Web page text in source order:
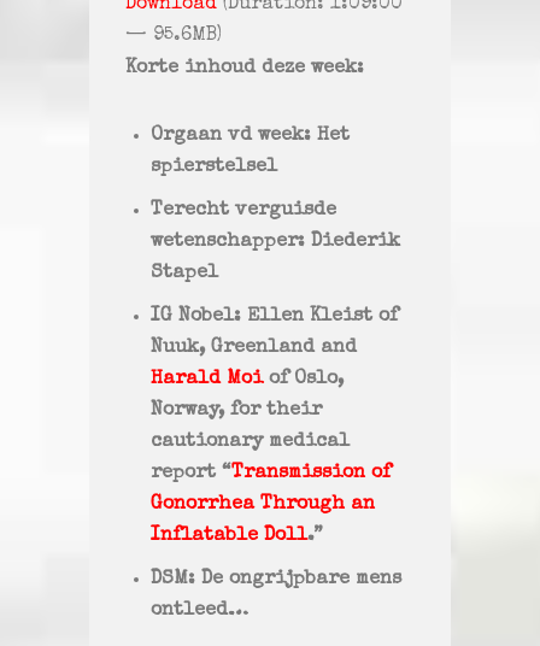
Download (Duration: 1:09:00
— 95.6MB)
Korte inhoud deze week:
Orgaan vd week: Het
spierstelsel
Terecht verguisde
wetenschapper: Diederik
Stapel
IG Nobel: Ellen Kleist of
Nuuk, Greenland and
Harald Moiof Oslo,
Norway, for their
cautionary medical
report “Transmission of
Gonorrhea Through an
Inflatable Doll.”
DSM: De ongrijpbare mens
ontleed…